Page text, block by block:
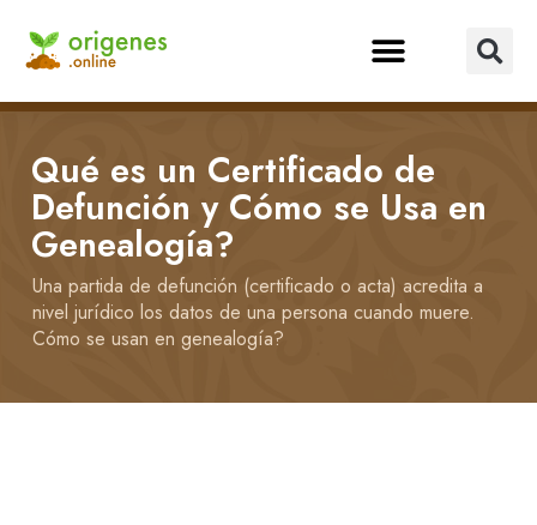
Qué es un Certificado de
Defunción y Cómo se Usa en
Genealogía?
Una partida de defunción (certificado o acta) acredita a
nivel jurídico los datos de una persona cuando muere.
Cómo se usan en genealogía?